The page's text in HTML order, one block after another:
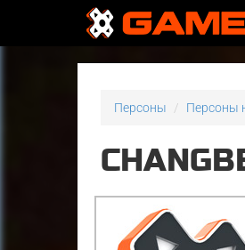
Персоны Персоны